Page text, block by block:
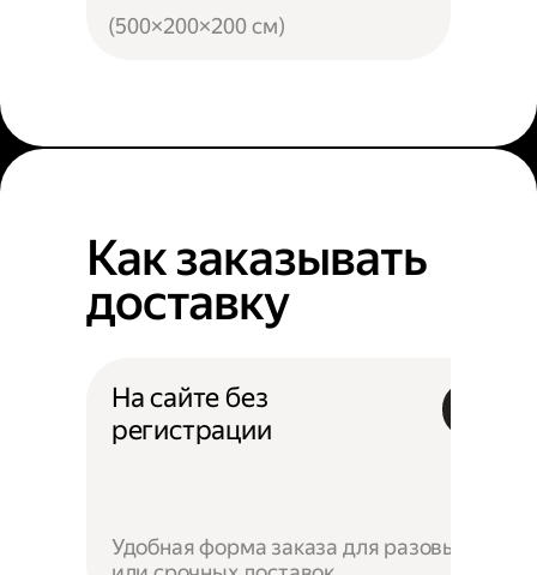
(500×200×200 см)
Как заказывать
доставку
На сайте без
регистрации
Удобная форма заказа для разовых